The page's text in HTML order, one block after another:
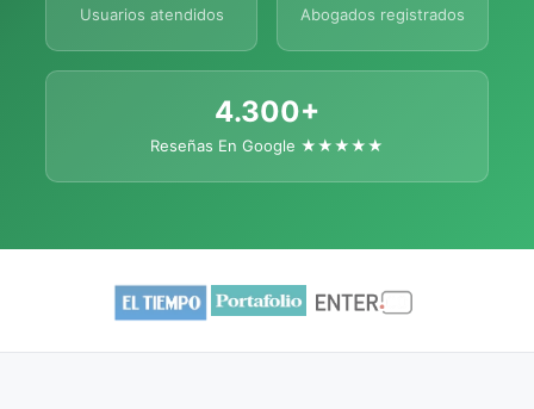
Usuarios atendidos Abogados registrados
4.300+
Reseñas En Google ★★★★★